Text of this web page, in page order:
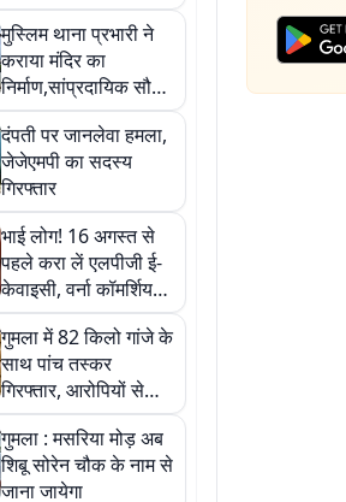
मुस्लिम थाना प्रभारी ने
कराया मंदिर का
निर्माण,सांप्रदायिक सौहार्द
की मिसाल पेश
दंपती पर जानलेवा हमला,
जेजेएमपी का सदस्य
गिरफ्तार
भाई लोग! 16 अगस्त से
पहले करा लें एलपीजी ई-
केवाइसी, वर्ना कॉमर्शियल
रेट पर मिलेगी घरेलू गैस
गुमला में 82 किलो गांजे के
साथ पांच तस्कर
गिरफ्तार, आरोपियों से
पूछताछ कर रही पुलिस
गुमला : मसरिया मोड़ अब
शिबू सोरेन चौक के नाम से
जाना जायेगा